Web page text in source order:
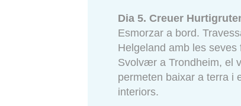
Dia 5. Creuer
Esmorzar a bord.
Helgeland amb les
Svolvær a Trondheim, el
permeten baixar a terra i
interiors.